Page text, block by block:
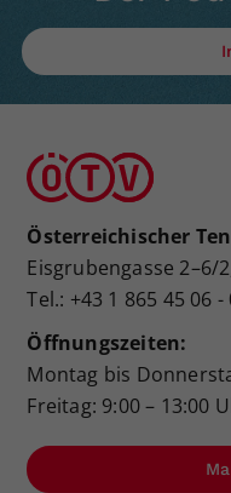
Österreichischer
Eisgrubengasse 2–6/
Tel.: +43 1 865 45 06 -
Öffnungszeiten:
Montag bis
Freitag: 9:00 – 13:00